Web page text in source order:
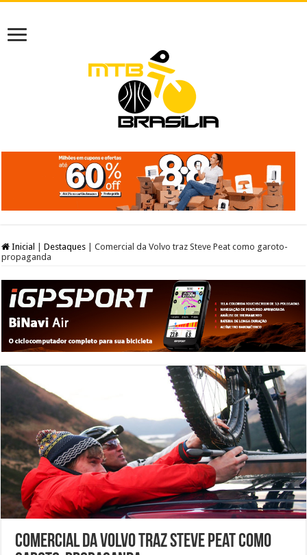
Inicial Destaques
Comercial da Volvo traz Steve Peat como garoto-
propaganda
Comercial da Volvo traz Steve Peat como